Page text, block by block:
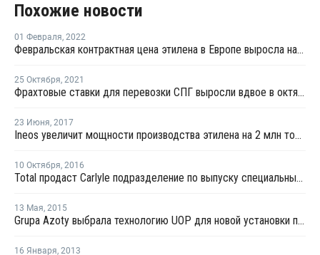
Похожие новости
01 Февраля, 2022
Февральская контрактная цена этилена в Европе выросла на EUR67,5 за тонну
25 Октября, 2021
Фрахтовые ставки для перевозки СПГ выросли вдвое в октябре
23 Июня, 2017
Ineos увеличит мощности производства этилена на 2 млн тонн в год
10 Октября, 2016
Total продаcт Carlyle подразделение по выпуску специальных химических веществ Atotech
13 Мая, 2015
Grupa Azoty выбрала технологию UOP для новой установки по выпуску пропилена в Польше
16 Января, 2013